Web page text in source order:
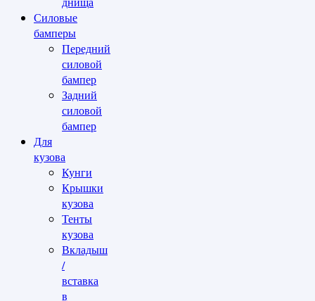
Силовые
бамперы
Передний
силовой
бампер
Задний
силовой
бампер
Для
кузова
Кунги
Крышки
кузова
Тенты
кузова
Вкладыш
/
вставка
в